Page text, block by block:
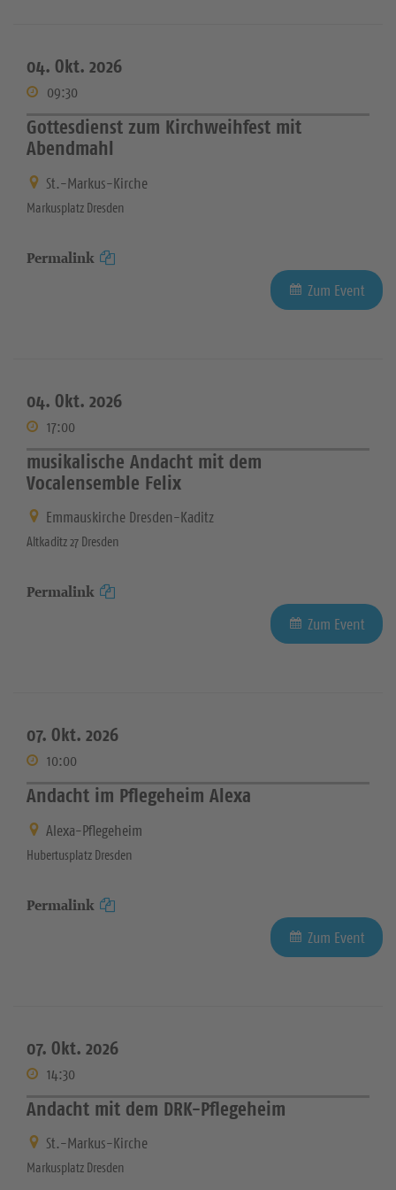
04. Okt. 2026
09:30
Gottesdienst zum Kirchweihfest mit
Abendmahl
St.-Markus-Kirche
Markusplatz Dresden
Permalink
Zum Event
04. Okt. 2026
17:00
musikalische Andacht mit dem
Vocalensemble Felix
Emmauskirche Dresden-Kaditz
Altkaditz 27 Dresden
Permalink
Zum Event
07. Okt. 2026
10:00
Andacht im Pflegeheim Alexa
Alexa-Pflegeheim
Hubertusplatz Dresden
Permalink
Zum Event
07. Okt. 2026
14:30
Andacht mit dem DRK-Pflegeheim
St.-Markus-Kirche
Markusplatz Dresden